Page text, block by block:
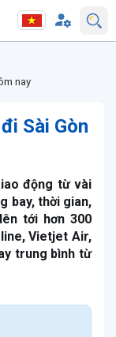
nay
Sài Gòn
động từ vài
bay, thời gian,
tới hơn 300
Vietjet Air,
trung bình từ